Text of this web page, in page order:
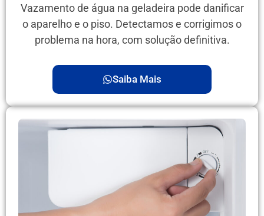
Vazamento de água na geladeira pode danificar
o aparelho e o piso. Detectamos e corrigimos o
problema na hora, com solução definitiva.
Saiba Mais